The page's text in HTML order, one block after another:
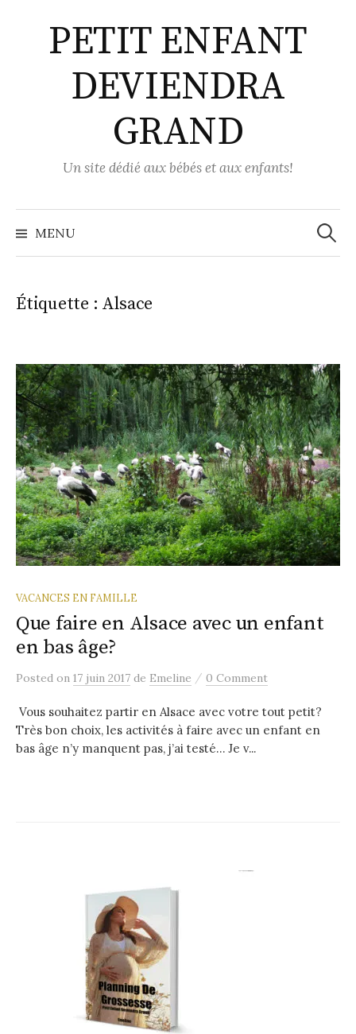
contenuPETIT ENFANT
DEVIENDRA
GRAND
Un site dédié aux bébés et aux enfants!
MENU
Étiquette : Alsace
VACANCES EN FAMILLE
Que faire en Alsace avec un enfant
en bas âge?
Posted on 17 juin 2017 de Emeline / 0 Comment
Vous souhaitez partir en Alsace avec votre tout petit?
Très bon choix, les activités à faire avec un enfant en
bas âge n’y manquent pas, j’ai testé… Je v...